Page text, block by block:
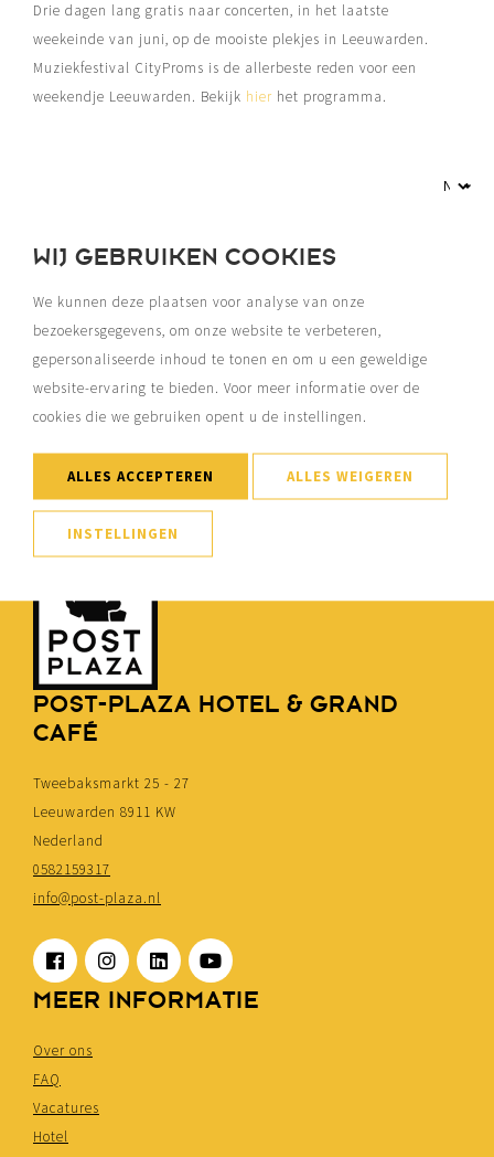
Drie dagen lang gratis naar concerten, in het laatste
weekeinde van juni, op de mooiste plekjes in Leeuwarden.
Muziekfestival CityProms is de allerbeste reden voor een
weekendje Leeuwarden. Bekijk hier het programma.
MEER EVENEMENTEN
POST-PLAZA HOTEL & GRAND
CAFÉ
Tweebaksmarkt 25 - 27
Leeuwarden 8911 KW
Nederland
0582159317
info@post-plaza.nl
MEER INFORMATIE
Over ons
FAQ
Vacatures
Hotel
WIJ GEBRUIKEN COOKIES
We kunnen deze plaatsen voor analyse van onze
bezoekersgegevens, om onze website te verbeteren,
gepersonaliseerde inhoud te tonen en om u een geweldige
website-ervaring te bieden. Voor meer informatie over de
cookies die we gebruiken opent u de instellingen.
ALLES ACCEPTEREN ALLES WEIGEREN
INSTELLINGEN